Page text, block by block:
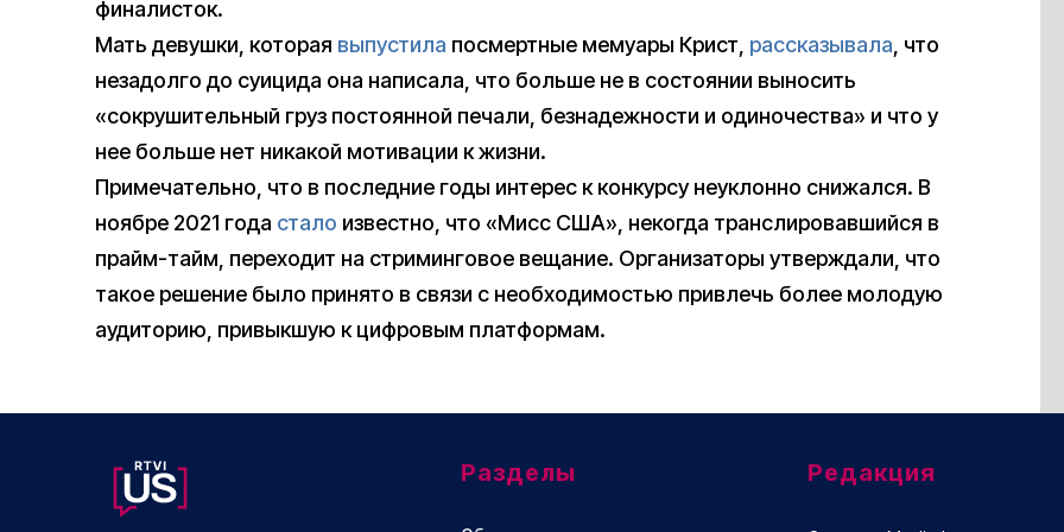
финалисток.
Мать девушки, которая выпустила посмертные мемуары Крист, рассказывала, что
незадолго до суицида она написала, что больше не в состоянии выносить
«сокрушительный груз постоянной печали, безнадежности и одиночества» и что у
нее больше нет никакой мотивации к жизни.
Примечательно, что в последние годы интерес к конкурсу неуклонно снижался. В
ноябре 2021 года стало известно, что «Мисс США», некогда транслировавшийся в
прайм-тайм, переходит на стриминговое вещание. Организаторы утверждали, что
такое решение было принято в связи с необходимостью привлечь более молодую
аудиторию, привыкшую к цифровым платформам.
Разделы Редакция